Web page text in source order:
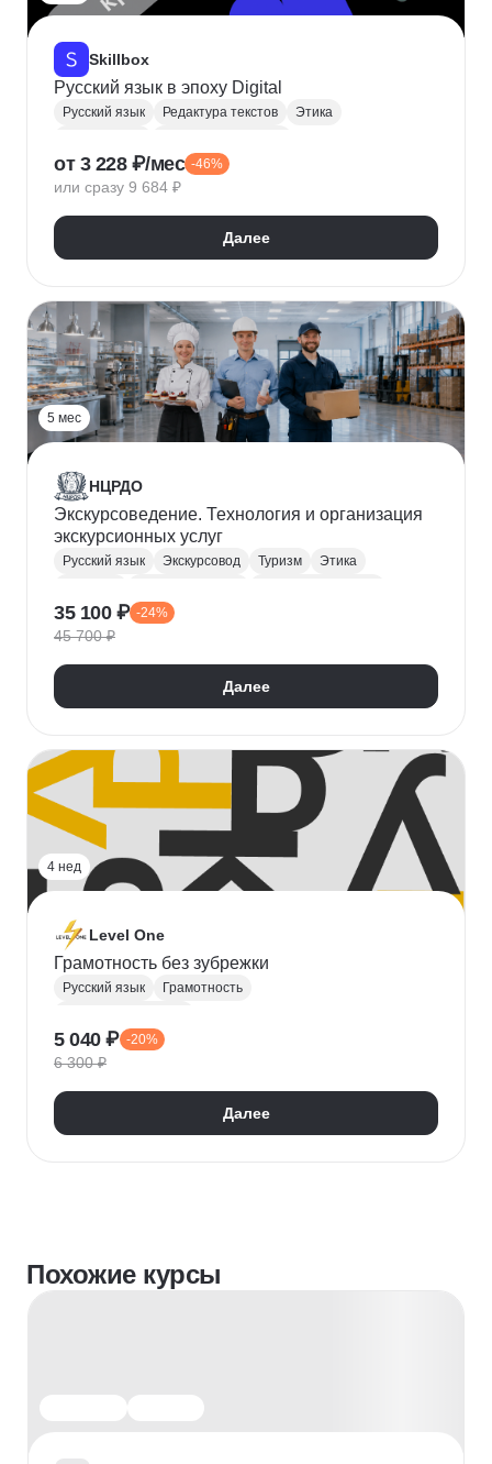
Skillbox
Русский язык в эпоху Digital
Русский язык Редактура текстов
Этика
от 3 228 ₽/мес -46%
или сразу 9 684 ₽
Далее
5 мес
НЦРДО
Экскурсоведение. Технология и организация
экскурсионных услуг
Русский язык Экскурсовод Туризм
Этика
35 100 ₽ -24%
45 700 ₽
Далее
4 нед
Level One
Грамотность без зубрежки
Русский язык
Грамотность
5 040 ₽ -20%
6 300 ₽
Далее
Похожие курсы